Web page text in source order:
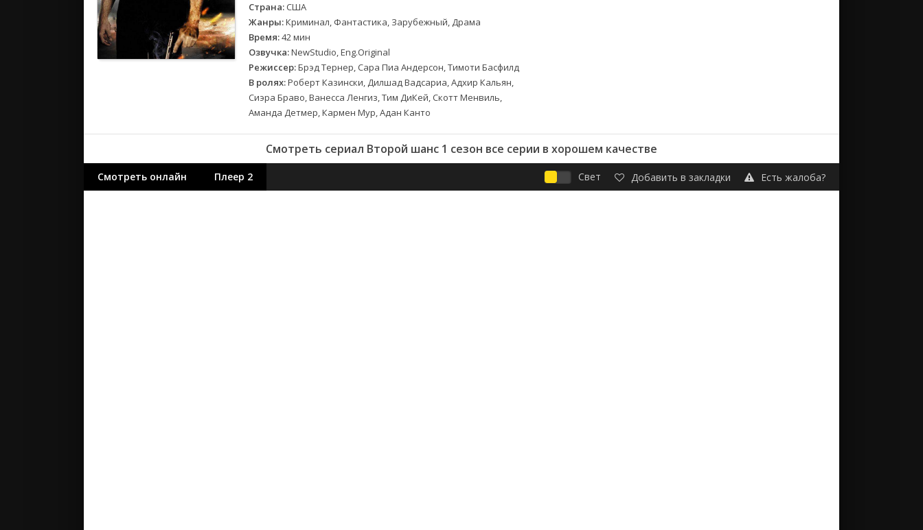
Германия
Корея Южная
Канада
Франция
Триллеры
Страна: США
Жанры:Криминал, Фантастика, Зарубежный, Драма
Время:42 мин
Озвучка:NewStudio, Eng.Original
Режиссер:Брэд Тернер, Сара Пиа Андерсон, Тимоти Басфилд
В ролях:Роберт Казински, Дилшад Вадсариа, Адхир Кальян,
Сиэра Браво, Ванесса Ленгиз, Тим ДиКей, Скотт Менвиль,
Аманда Детмер, Кармен Мур, Адан Канто
Смотреть сериал Второй шанс 1 сезон все серии в хорошем качестве
Смотреть онлайн Плеер 2 Свет Добавить в закладки Есть жалоба?